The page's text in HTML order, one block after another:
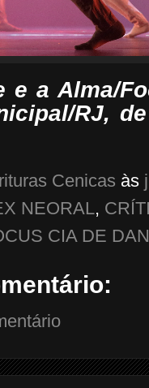
e a Alma/
RJ,
Cenicas às
NEORAL,
CIA DE